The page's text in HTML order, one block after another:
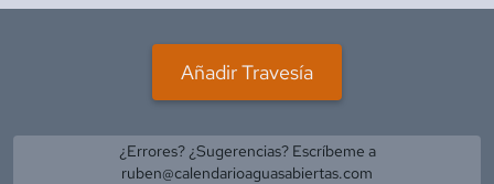
Añadir Travesía
¿Errores? ¿Sugerencias? Escríbeme a
ruben@calendarioaguasabiertas.com